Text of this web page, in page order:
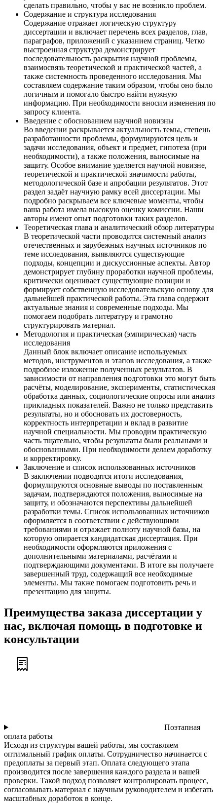
сделать правильно, чтобы у вас не возникло проблем.
Содержание и структура исследования
Содержание отражает логическую структуру
диссертации и включает перечень всех разделов, глав,
параграфов, приложений с указанием страниц. Четко
выстроенная структура демонстрирует
последовательность раскрытия научной проблемы,
взаимосвязь теоретической и практической частей, а
также системность проведенного исследования. Мы
составляем содержание таким образом, чтобы оно было
логичным и помогало быстро найти нужную
информацию. При необходимости вносим изменения по
запросу клиента.
Введение с обоснованием научной новизны
Во введении раскрывается актуальность темы, степень
разработанности проблемы, формулируются цель и
задачи исследования, объект и предмет, гипотеза (при
необходимости), а также положения, выносимые на
защиту. Особое внимание уделяется научной новизне,
теоретической и практической значимости работы,
методологической базе и апробации результатов. Этот
раздел задаёт научную рамку всей диссертации. Мы
подробно раскрываем все ключевые моменты, чтобы
ваша работа имела высокую оценку комиссии. Наши
авторы имеют опыт подготовки таких разделов.
Теоретическая глава и аналитический обзор литературы
В теоретической части проводится системный анализ
отечественных и зарубежных научных источников по
теме исследования, выявляются существующие
подходы, концепции и дискуссионные аспекты. Автор
демонстрирует глубину проработки научной проблемы,
критически оценивает существующие позиции и
формирует собственную исследовательскую основу для
дальнейшей практической работы. Эта глава содержит
актуальные знания и современные подходы. Мы
помогаем подобрать литературу и грамотно
структурировать материал.
Методология и практическая (эмпирическая) часть
исследования
Данный блок включает описание используемых
методов, инструментов и этапов исследования, а также
подробное изложение полученных результатов. В
зависимости от направления подготовки это могут быть
расчёты, моделирование, эксперименты, статистическая
обработка данных, социологические опросы или анализ
прикладных показателей. Важно не только представить
результаты, но и обосновать их достоверность,
корректность интерпретации и вклад в развитие
научной специальности. Мы проводим практическую
часть тщательно, чтобы результаты были реальными и
обоснованными. При необходимости делаем доработку
и корректировку.
Заключение и список использованных источников
В заключении подводятся итоги исследования,
формулируются основные выводы по поставленным
задачам, подтверждаются положения, выносимые на
защиту, и обозначаются перспективы дальнейшей
разработки темы. Список использованных источников
оформляется в соответствии с действующими
требованиями и отражает полноту научной базы, на
которую опирается кандидатская диссертация. При
необходимости оформляются приложения с
дополнительными материалами, расчётами и
подтверждающими документами. В итоге вы получаете
завершенный труд, содержащий все необходимые
элементы. Мы также помогаем подготовить речь и
презентацию для защиты.
Преимущества заказа диссертации у
нас, включая помощь в подготовке и
консультации
Поэтапная
оплата работы
Исходя из структуры вашей работы, мы составляем
оптимальный график оплаты. Сотрудничество начинается с
предоплаты за первый этап. Оплата следующего этапа
производится после завершения каждого раздела и вашей
проверки. Такой подход позволяет контролировать процесс,
согласовывать материал с научным руководителем и избегать
масштабных доработок в конце.